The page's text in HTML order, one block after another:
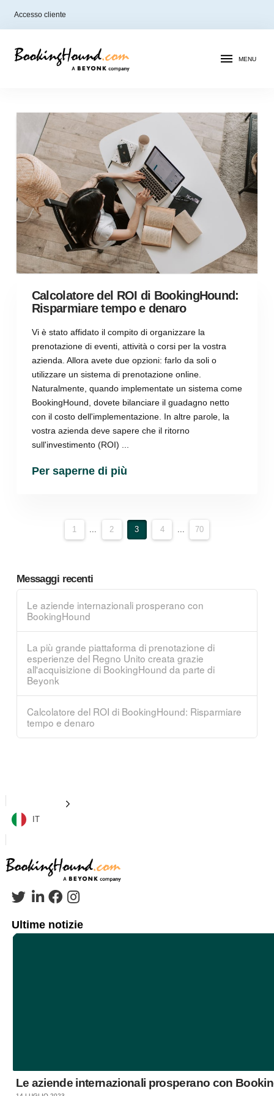
Accesso cliente
MENU
Calcolatore del ROI di BookingHound:
Risparmiare tempo e denaro
Vi è stato affidato il compito di organizzare la
prenotazione di eventi, attività o corsi per la vostra
azienda. Allora avete due opzioni: farlo da soli o
utilizzare un sistema di prenotazione online.
Naturalmente, quando implementate un sistema come
BookingHound, dovete bilanciare il guadagno netto
con il costo dell'implementazione. In altre parole, la
vostra azienda deve sapere che il ritorno
sull'investimento (ROI) ...
Per saperne di più
1 2 3 4 70
Messaggi recenti
Le aziende internazionali prosperano con
BookingHound
La più grande piattaforma di prenotazione di
esperienze del Regno Unito creata grazie
all'acquisizione di BookingHound da parte di
Beyonk
Calcolatore del ROI di BookingHound: Risparmiare
tempo e denaro
IT
Ultime notizie
Le aziende internazionali prosperano con